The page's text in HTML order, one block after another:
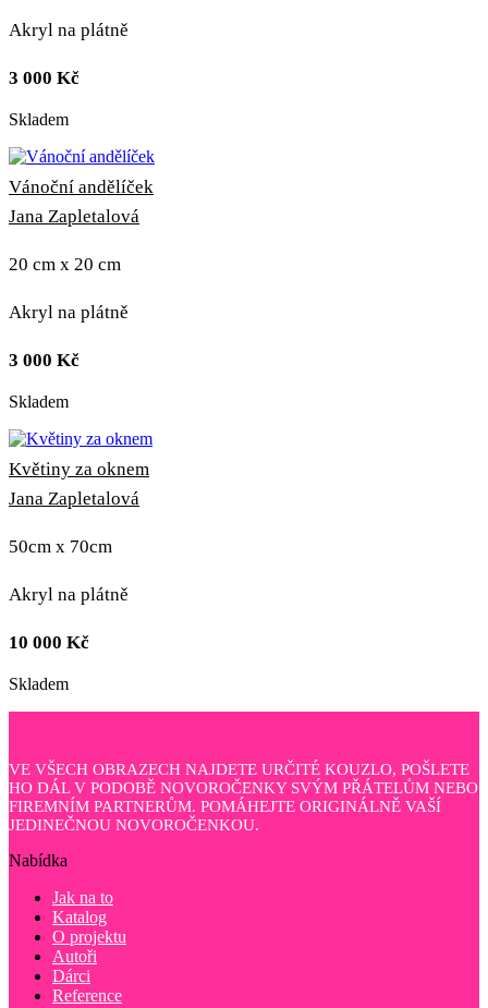
Akryl na plátně
3 000 Kč
Skladem
Vánoční andělíček
Jana Zapletalová
20 cm x 20 cm
Akryl na plátně
3 000 Kč
Skladem
Květiny za oknem
Jana Zapletalová
50cm x 70cm
Akryl na plátně
10 000 Kč
Skladem
VE VŠECH OBRAZECH NAJDETE URČITÉ KOUZLO, POŠLETE
HO DÁL V PODOBĚ NOVOROČENKY SVÝM PŘÁTELŮM NEBO
FIREMNÍM PARTNERŮM. POMÁHEJTE ORIGINÁLNĚ VAŠÍ
JEDINEČNOU NOVOROČENKOU.
Nabídka
Jak na to
Katalog
O projektu
Autoři
Dárci
Reference